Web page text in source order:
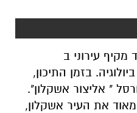
מקיף עירוני ב
בזמן התיכון,
" אליצור אשקלון".
את העיר אשקלון,